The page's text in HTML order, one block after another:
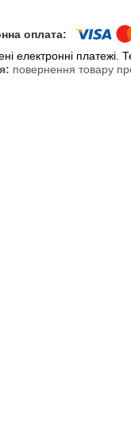
електронні
повернення товару